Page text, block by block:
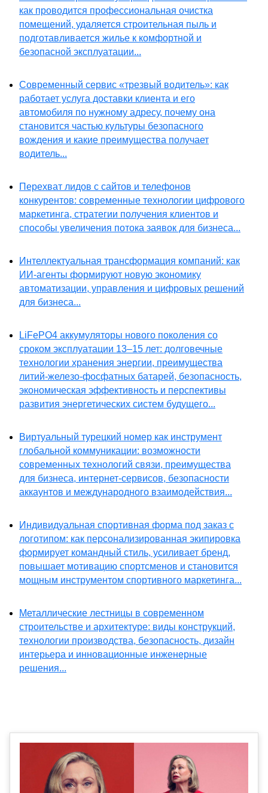
как проводится профессиональная очистка
помещений, удаляется строительная пыль и
подготавливается жилье к комфортной и
безопасной эксплуатации...
Современный сервис «трезвый водитель»: как
работает услуга доставки клиента и его
автомобиля по нужному адресу, почему она
становится частью культуры безопасного
вождения и какие преимущества получает
водитель...
Перехват лидов с сайтов и телефонов
конкурентов: современные технологии цифрового
маркетинга, стратегии получения клиентов и
способы увеличения потока заявок для бизнеса...
Интеллектуальная трансформация компаний: как
ИИ-агенты формируют новую экономику
автоматизации, управления и цифровых решений
для бизнеса...
LiFePO4 аккумуляторы нового поколения со
сроком эксплуатации 13–15 лет: долговечные
технологии хранения энергии, преимущества
литий-железо-фосфатных батарей, безопасность,
экономическая эффективность и перспективы
развития энергетических систем будущего...
Виртуальный турецкий номер как инструмент
глобальной коммуникации: возможности
современных технологий связи, преимущества
для бизнеса, интернет-сервисов, безопасности
аккаунтов и международного взаимодействия...
Индивидуальная спортивная форма под заказ с
логотипом: как персонализированная экипировка
формирует командный стиль, усиливает бренд,
повышает мотивацию спортсменов и становится
мощным инструментом спортивного маркетинга...
Металлические лестницы в современном
строительстве и архитектуре: виды конструкций,
технологии производства, безопасность, дизайн
интерьера и инновационные инженерные
решения...